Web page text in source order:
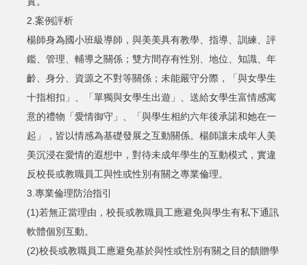
2.案例評析
楊師身為國小班級導師，與美美具有教學、指導、訓練、評
鑑、管理、輔導之關係；雙方間存有性別、地位、知識、年
齡、身分、資源之不對等關係；未能嚴守分際，「與女學生
十指相扣」、「單獨與女學生出遊」、送給女學生富情感寓
意的禮物「愛情御守」、「與學生相約六年後承諾和她在一
起」，皆以情感為基礎發展之互動關係。楊師讓未成年人美
美沉浸在愛情的遐想中，對待未成年學生的互動模式，實違
反校長或教職員工與性或性別有關之專業倫理。
3.專業倫理防治指引
(1)若無正當理由，校長或教職員工應避免與學生有私下通訊
軟體個別互動。
(2)校長或教職員工應避免基於與性或性別有關之目的饋贈學